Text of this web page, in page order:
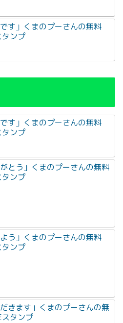
です」くまのプーさんの無料
ンプ
です」くまのプーさんの無料
ンプ
がとう」くまのプーさんの無料
ンプ
よう」くまのプーさんの無料
ンプ
だきます」くまのプーさんの無
タンプ